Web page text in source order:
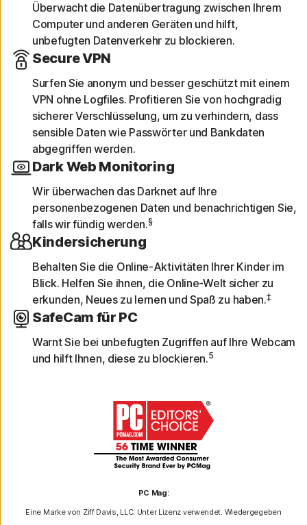
Überwacht die Datenübertragung zwischen Ihrem
Computer und anderen Geräten und hilft,
unbefugten Datenverkehr zu blockieren.
Secure VPN
Surfen Sie anonym und besser geschützt mit einem
VPN ohne Logfiles. Profitieren Sie von hochgradig
sicherer Verschlüsselung, um zu verhindern, dass
sensible Daten wie Passwörter und Bankdaten
abgegriffen werden.
Dark Web Monitoring
Wir überwachen das Darknet auf Ihre
personenbezogenen Daten und benachrichtigen Sie,
falls wir fündig werden.§
Kindersicherung
Behalten Sie die Online-Aktivitäten Ihrer Kinder im
Blick. Helfen Sie ihnen, die Online-Welt sicher zu
erkunden, Neues zu lernen und Spaß zu haben.‡
SafeCam für PC
Warnt Sie bei unbefugten Zugriffen auf Ihre Webcam
und hilft Ihnen, diese zu blockieren.5
PC Mag:
Eine Marke von Ziff Davis, LLC. Unter Lizenz verwendet. Wiedergegeben